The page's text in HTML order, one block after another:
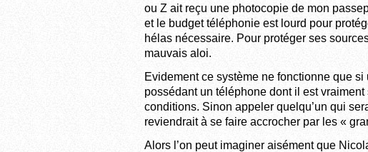
ou Z ait reçu une photocopie de mon
et le budget téléphonie est lourd pour
hélas nécessaire. Pour protéger ses
mauvais aloi.
Evidement ce système ne fonctionne que
possédant un téléphone dont il est
conditions. Sinon appeler quelqu’un qui
reviendrait à se faire accrocher par les «
Alors l’on peut imaginer aisément que